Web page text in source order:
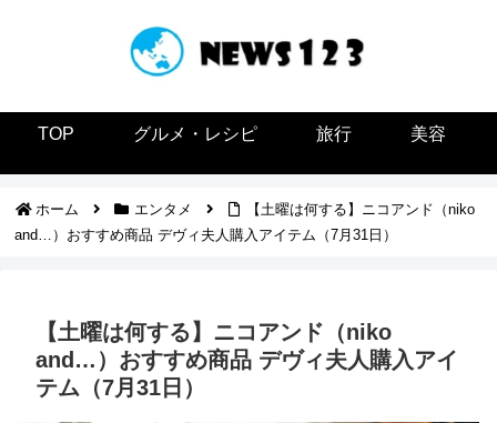
TOP グルメ・レシピ 旅行 美容
ホーム エンタメ
【土曜は何する】ニコアンド（niko
and…）おすすめ商品 デヴィ夫人購入アイテム（7月31日）
【土曜は何する】ニコアンド（niko
and…）おすすめ商品 デヴィ夫人購入アイ
テム（7月31日）